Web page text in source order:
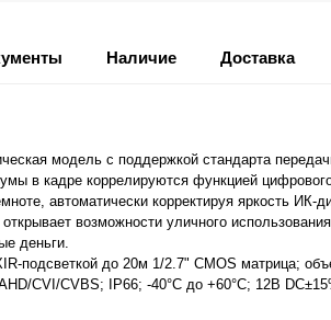
Наличие Доставка
модель с поддержкой стандарта
в кадре коррелируются функцией
автоматически корректируя яркость
возможности уличного
деньги.
подсветкой до 20м 1/2.7" CMOS матрица;
CVI/CVBS; IP66; -40°С до +60°С; 12В